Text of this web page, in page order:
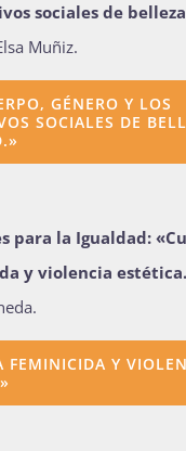
sociales de
Muñiz.
GÉNERO Y LOS
SOCIALES DE
para la Igualdad:
y violencia
FEMINICIDA Y